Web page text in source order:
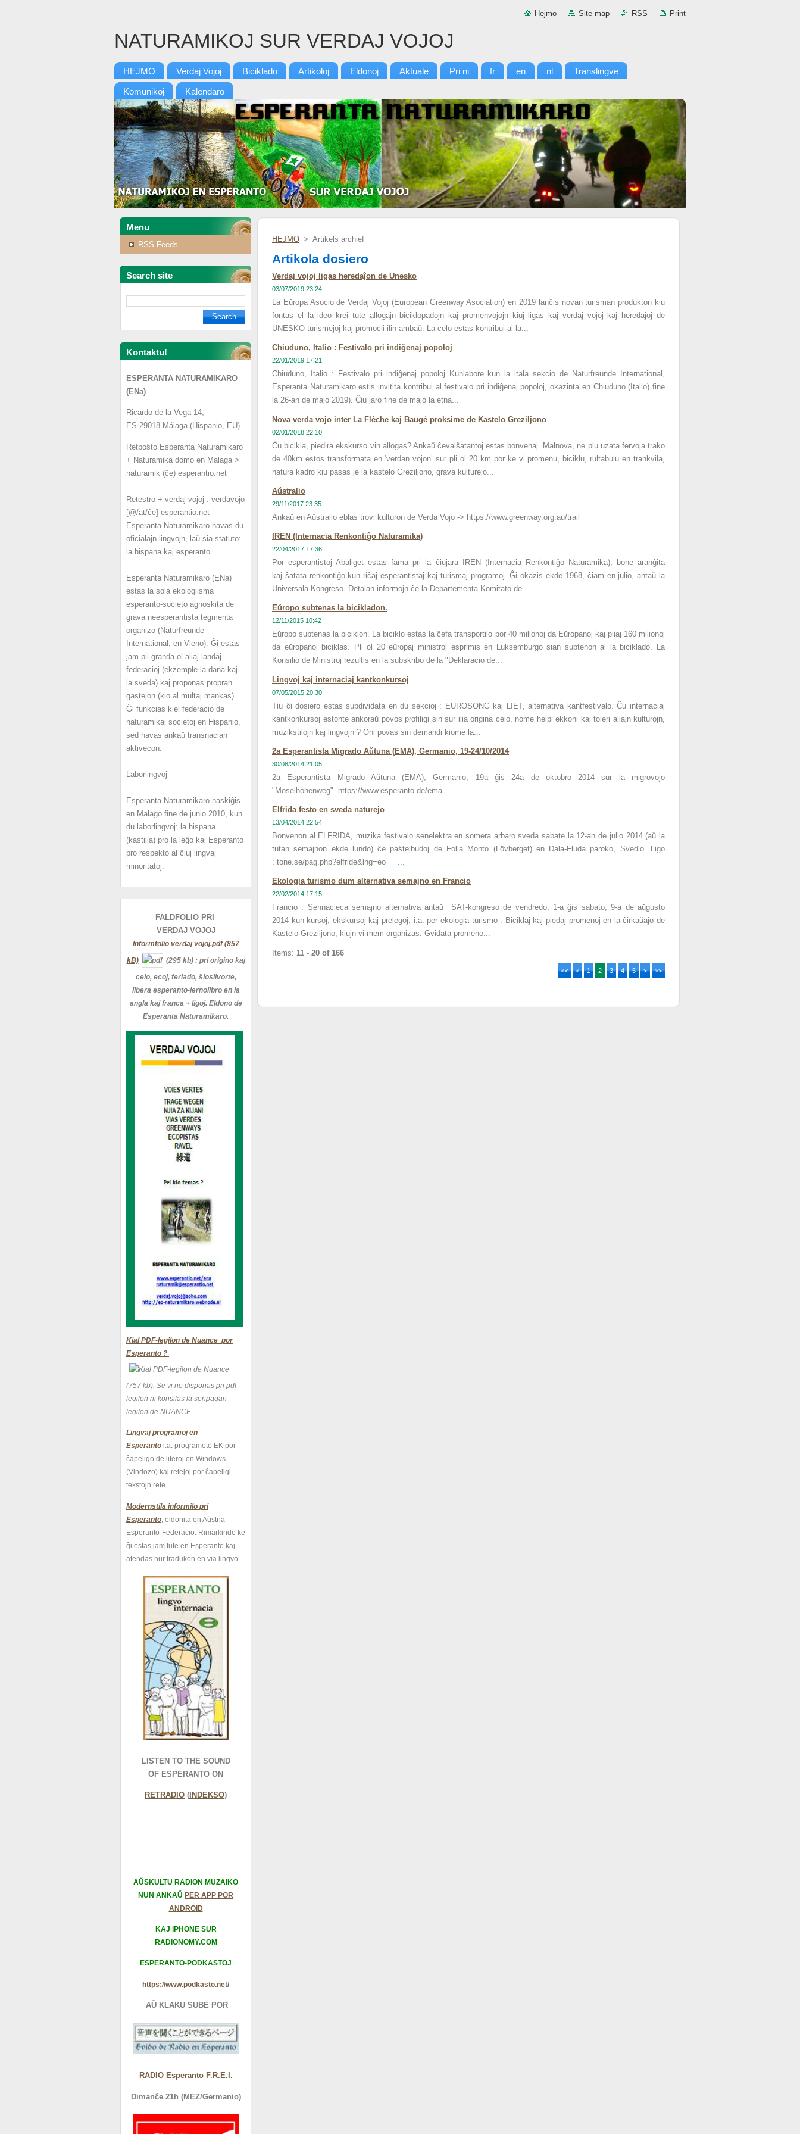
Hejmo Site map RSS Print
NATURAMIKOJ SUR VERDAJ VOJOJ
HEJMO Verdaj Vojoj Biciklado Artikoloj Eldonoj Aktuale Pri ni fr en nl Translingve
Komunikoj Kalendaro
Menu
RSS Feeds
Search site
Kontaktu!
ESPERANTA NATURAMIKARO
(ENa)
Ricardo de la Vega 14,
ES-29018 Málaga (Hispanio, EU)
Retpoŝto Esperanta Naturamikaro
+ Naturamika domo en Malaga >
naturamik (ĉe) esperantio.net
Retestro + verdaj vojoj : verdavojo
[@/at/ĉe] esperantio.net
Esperanta Naturamikaro havas du
oficialajn lingvojn, laŭ sia statuto:
la hispana kaj esperanto.
Esperanta Naturamikaro (ENa)
estas la sola ekologiisma
esperanto-societo agnoskita de
grava neesperantista tegmenta
organizo (Naturfreunde
International, en Vieno). Ĝi estas
jam pli granda ol aliaj landaj
federacioj (ekzemple la dana kaj
la sveda) kaj proponas propran
gastejon (kio al multaj mankas).
Ĝi funkcias kiel federacio de
naturamikaj societoj en Hispanio,
sed havas ankaŭ transnacian
aktivecon.
Laborlingvoj
Esperanta Naturamikaro naskiĝis
en Malago fine de junio 2010, kun
du laborlingvoj: la hispana
(kastilia) pro la leĝo kaj Esperanto
pro respekto al ĉiuj lingvaj
minoritatoj.
FALDFOLIO PRI
VERDAJ VOJOJ
Informfolio verdaj vojoj.pdf (857
kB)
(295 kb) : pri origino kaj
celo, ecoj, feriado, ŝlosilvorte,
libera esperanto-lernolibro en la
angla kaj franca + ligoj. Eldono de
Esperanta Naturamikaro.
Kial PDF-legilon de Nuance por
Esperanto ?
(757 kb). Se vi ne disponas pri pdf-
legilon ni konsilas la senpagan
legilon de NUANCE.
Lingvaj programoj en
Esperanto i.a. programeto EK por
ĉapeligo de literoj en Windows
(Vindozo) kaj retejoj por ĉapeligi
tekstojn rete.
Modernstila informilo pri
Esperanto , eldonita en Aŭstria
Esperanto-Federacio. Rimarkinde ke
ĝi estas jam tute en Esperanto kaj
atendas nur tradukon en via lingvo.
LISTEN TO THE SOUND
OF ESPERANTO ON
RETRADIO ( INDEKSO)
AŬSKULTU RADION MUZAIKO
NUN ANKAŬ PER APP POR
ANDROID
KAJ iPHONE SUR
RADIONOMY.COM
ESPERANTO-PODKASTOJ
https://www.podkasto.net/
AŬ KLAKU SUBE POR
RADIO Esperanto F.R.E.I.
Dimanĉe 21h (MEZ/Germanio)
HEJMO > Artikels archief
Artikola dosiero
Verdaj vojoj ligas heredaĵon de Unesko
03/07/2019 23:24
La Eŭropa Asocio de Verdaj Vojoj (European Greenway Asociation) en 2019 lanĉis novan turisman produkton kiu
fontas el la ideo krei tute allogajn biciklopadojn kaj promenvojojn kiuj ligas kaj verdaj vojoj kaj heredaĵoj de
UNESKO turismejoj kaj promocii ilin ambaŭ. La celo estas kontribui al la...
Chiuduno, Italio : Festivalo pri indiĝenaj popoloj
22/01/2019 17:21
Chiuduno, Italio : Festivalo pri indiĝenaj popoloj Kunlabore kun la itala sekcio de Naturfreunde International,
Esperanta Naturamikaro estis invitita kontribui al festivalo pri indiĝenaj popoloj, okazinta en Chiuduno (Italio) fine
la 26-an de majo 2019). Ĉiu jaro fine de majo la etna...
Nova verda vojo inter La Flèche kaj Baugé proksime de Kastelo Greziljono
02/01/2018 22:10
Ĉu bicikla, piedira ekskurso vin allogas? Ankaŭ ĉevalŝatantoj estas bonvenaj. Malnova, ne plu uzata fervoja trako
de 40km estos transformata en ‘verdan vojon’ sur pli ol 20 km por ke vi promenu, biciklu, rultabulu en trankvila,
natura kadro kiu pasas je la kastelo Greziljono, grava kulturejo...
Aŭstralio
29/11/2017 23:35
Ankaŭ en Aŭstralio eblas trovi kulturon de Verda Vojo -> https://www.greenway.org.au/trail
IREN (Internacia Renkontiĝo Naturamika)
22/04/2017 17:36
Por esperantistoj Abaliget estas fama pri la ĉiujara IREN (Internacia Renkontiĝo Naturamika), bone aranĝita
kaj ŝatata renkontiĝo kun riĉaj esperantistaj kaj turismaj programoj. Ĝi okazis ekde 1968, ĉiam en julio, antaŭ la
Universala Kongreso. Detalan informojn ĉe la Departementa Komitato de...
Eŭropo subtenas la bicikladon.
12/11/2015 10:42
Eŭropo subtenas la biciklon. La biciklo estas la ĉefa transportilo por 40 milionoj da Eŭropanoj kaj pliaj 160 milionoj
da eŭropanoj biciklas. Pli ol 20 eŭropaj ministroj esprimis en Luksemburgo sian subtenon al la biciklado. La
Konsilio de Ministroj rezultis en la subskribo de la "Deklaracio de...
Lingvoj kaj internaciaj kantkonkursoj
07/05/2015 20:30
Tiu ĉi dosiero estas subdividata en du sekcioj : EUROSONG kaj LIET, alternativa kantfestivalo. Ĉu internaciaj
kantkonkursoj estonte ankoraŭ povos profiligi sin sur ilia origina celo, nome helpi ekkoni kaj toleri aliajn kulturojn,
muzikstilojn kaj lingvojn ? Oni povas sin demandi kiome la...
2a Esperantista Migrado Aŭtuna (EMA), Germanio, 19-24/10/2014
30/08/2014 21:05
2a Esperantista Migrado Aŭtuna (EMA), Germanio, 19a ĝis 24a de oktobro 2014 sur la migrovojo
"Moselhöhenweg". https://www.esperanto.de/ema
Elfrida festo en sveda naturejo
13/04/2014 22:54
Bonvenon al ELFRIDA, muzika festivalo senelektra en somera arbaro sveda sabate la 12-an de julio 2014 (aŭ la
tutan semajnon ekde lundo) ĉe paŝtejbudoj de Folia Monto (Lövberget) en Dala-Fluda paroko, Svedio. Ligo
: tone.se/pag.php?elfride&lng=eo ...
Ekologia turismo dum alternativa semajno en Francio
22/02/2014 17:15
Francio : Sennacieca semajno alternativa antaŭ SAT-kongreso de vendredo, 1-a ĝis sabato, 9-a de aŭgusto
2014 kun kursoj, ekskursoj kaj prelegoj, i.a. per ekologia turismo : Biciklaj kaj piedaj promenoj en la ĉirkaŭaĵo de
Kastelo Greziljono, kiujn vi mem organizas. Gvidata promeno...
Items: 11 - 20 of 166
<< < 1 2 3 4 5 > >>